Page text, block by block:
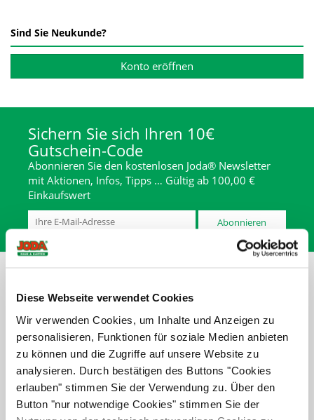
Diese Webseite verwendet Cookies
Wir verwenden Cookies, um Inhalte und Anzeigen zu
personalisieren, Funktionen für soziale Medien anbieten
zu können und die Zugriffe auf unsere Website zu
analysieren. Durch bestätigen des Buttons "Cookies
erlauben" stimmen Sie der Verwendung zu. Über den
Button "nur notwendige Cookies" stimmen Sie der
Sind Sie Neukunde?
Konto eröffnen
Sichern Sie sich Ihren 10€
Gutschein-Code
Abonnieren Sie den kostenlosen Joda® Newsletter
mit Aktionen, Infos, Tipps … Gültig ab 100,00 €
Einkaufswert
Abonnieren
* inkl. MwSt., zzgl. Abwicklungspauschale
Service
Händlersuche
Joda®-Kataloge
FAQ - Häufig gestellte Fragen
Abwicklungspauschale
Warenkorb